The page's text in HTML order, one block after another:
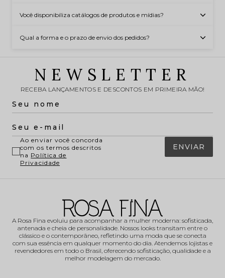
Você disponibiliza catálogos de produtos e mídias?
Qual a forma e o prazo de envio dos pedidos?
NEWSLETTER
RECEBA LANÇAMENTOS E DESCONTOS EM PRIMEIRA MÃO!
ENVIAR
Ao enviar você concorda
com os termos descritos
na Política de
Privacidade
A Rosa Fina evoluiu para acompanhar a mulher moderna: sofisticada,
antenada e cheia de personalidade. Nossos looks transitam entre o
clássico e o contemporâneo, refletindo uma moda que se conecta
com sua essência em qualquer momento do dia. Atendemos lojistas e
revendedores em todo o Brasil, oferecendo sofisticação, qualidade e a
melhor modelagem do mercado.